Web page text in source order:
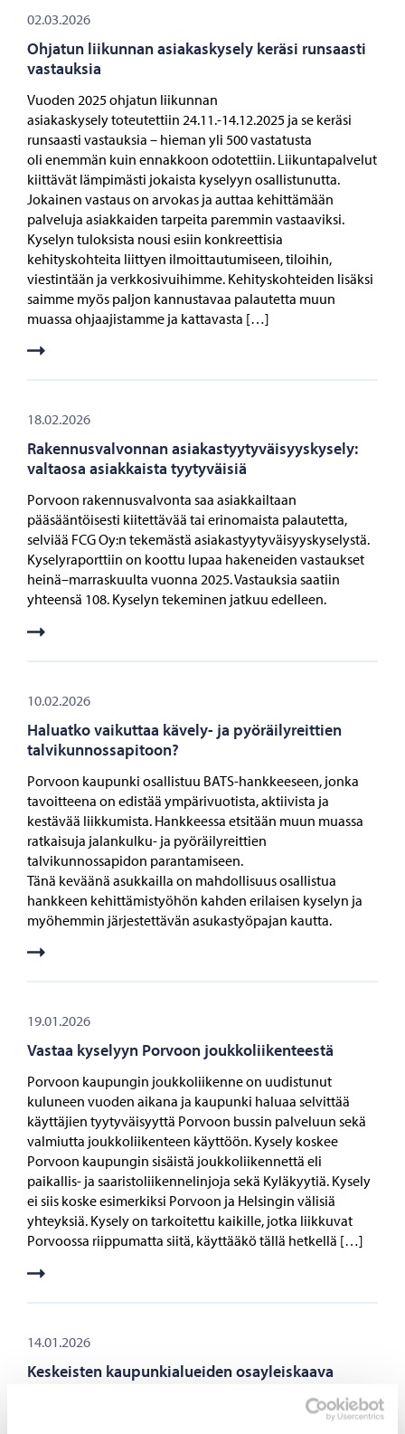
02.03.2026
Ohjatun liikunnan asiakaskysely keräsi runsaasti
vastauksia
Vuoden 2025 ohjatun liikunnan
asiakaskysely toteutettiin 24.11.-14.12.2025 ja se keräsi
runsaasti vastauksia – hieman yli 500 vastatusta
oli enemmän kuin ennakkoon odotettiin. Liikuntapalvelut
kiittävät lämpimästi jokaista kyselyyn osallistunutta.
Jokainen vastaus on arvokas ja auttaa kehittämään
palveluja asiakkaiden tarpeita paremmin vastaaviksi.
Kyselyn tuloksista nousi esiin konkreettisia
kehityskohteita liittyen ilmoittautumiseen, tiloihin,
viestintään ja verkkosivuihimme. Kehityskohteiden lisäksi
saimme myös paljon kannustavaa palautetta muun
muassa ohjaajistamme ja kattavasta […]
18.02.2026
Rakennusvalvonnan asiakastyytyväisyyskysely:
valtaosa asiakkaista tyytyväisiä
Porvoon rakennusvalvonta saa asiakkailtaan
pääsääntöisesti kiitettävää tai erinomaista palautetta,
selviää FCG Oy:n tekemästä asiakastyytyväisyyskyselystä.
Kyselyraporttiin on koottu lupaa hakeneiden vastaukset
heinä–marraskuulta vuonna 2025. Vastauksia saatiin
yhteensä 108. Kyselyn tekeminen jatkuu edelleen.
10.02.2026
Haluatko vaikuttaa kävely- ja pyöräilyreittien
talvikunnossapitoon?
Porvoon kaupunki osallistuu BATS-hankkeeseen, jonka
tavoitteena on edistää ympärivuotista, aktiivista ja
kestävää liikkumista. Hankkeessa etsitään muun muassa
ratkaisuja jalankulku- ja pyöräilyreittien
talvikunnossapidon parantamiseen.
Tänä keväänä asukkailla on mahdollisuus osallistua
hankkeen kehittämistyöhön kahden erilaisen kyselyn ja
myöhemmin järjestettävän asukastyöpajan kautta.
19.01.2026
Vastaa kyselyyn Porvoon joukkoliikenteestä
Porvoon kaupungin joukkoliikenne on uudistunut
kuluneen vuoden aikana ja kaupunki haluaa selvittää
käyttäjien tyytyväisyyttä Porvoon bussin palveluun sekä
valmiutta joukkoliikenteen käyttöön. Kysely koskee
Porvoon kaupungin sisäistä joukkoliikennettä eli
paikallis- ja saaristoliikennelinjoja sekä Kyläkyytiä. Kysely
ei siis koske esimerkiksi Porvoon ja Helsingin välisiä
yhteyksiä. Kysely on tarkoitettu kaikille, jotka liikkuvat
Porvoossa riippumatta siitä, käyttääkö tällä hetkellä […]
14.01.2026
Keskeisten kaupunkialueiden osayleiskaava